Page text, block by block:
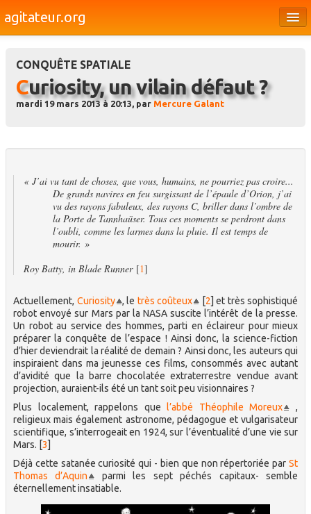
agitateur.org
Bourges & le Cher
Société
Médias
Dossiers
CONQUÊTE SPATIALE
Curiosity, un vilain défaut ?
mardi 19 mars 2013 à 20:13, par Mercure Galant
« J’ai vu tant de choses, que vous, humains, ne pourriez pas croire...
De grands navires en feu surgissant de l’épaule d’Orion, j’ai
vu des rayons fabuleux, des rayons C, briller dans l’ombre de
la Porte de Tannhaüser. Tous ces moments se perdront dans
l’oubli, comme les larmes dans la pluie. Il est temps de
mourir. »
Roy Batty, in Blade Runner[1]
Actuellement, Curiosity , le très coûteux [2] et très sophistiqué
robot envoyé sur Mars par la NASA suscite l’intérêt de la presse.
Un robot au service des hommes, parti en éclaireur pour mieux
préparer la conquête de l’espace ! Ainsi donc, la science-fiction
d’hier deviendrait la réalité de demain ? Ainsi donc, les auteurs qui
inspiraient dans ma jeunesse ces films, consommés avec autant
d’avidité que la barre chocolatée extraterrestre vendue avant
projection, auraient-ils été un tant soit peu visionnaires ?
Plus localement, rappelons quel’abbé Théophile Moreux
,
religieux mais également astronome, pédagogue et vulgarisateur
scientifique, s’interrogeait en 1924, sur l’éventualité d’une vie sur
Mars. [3]
Déjà cette satanée curiosité qui - bien que non répertoriée par St
Thomas d’Aquin
parmi les sept péchés capitaux- semble
éternellement insatiable.